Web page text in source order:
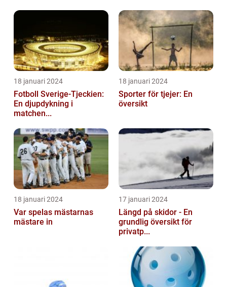
18 januari 2024
Fotboll Sverige-Tjeckien:
En djupdykning i
matchen...
18 januari 2024
Sporter för tjejer: En
översikt
18 januari 2024
Var spelas mästarnas
mästare in
17 januari 2024
Längd på skidor - En
grundlig översikt för
privatp...